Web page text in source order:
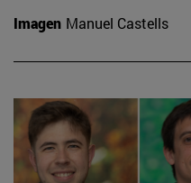
Imagen Manuel Castells